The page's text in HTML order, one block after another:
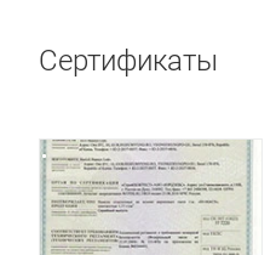
Сертификаты